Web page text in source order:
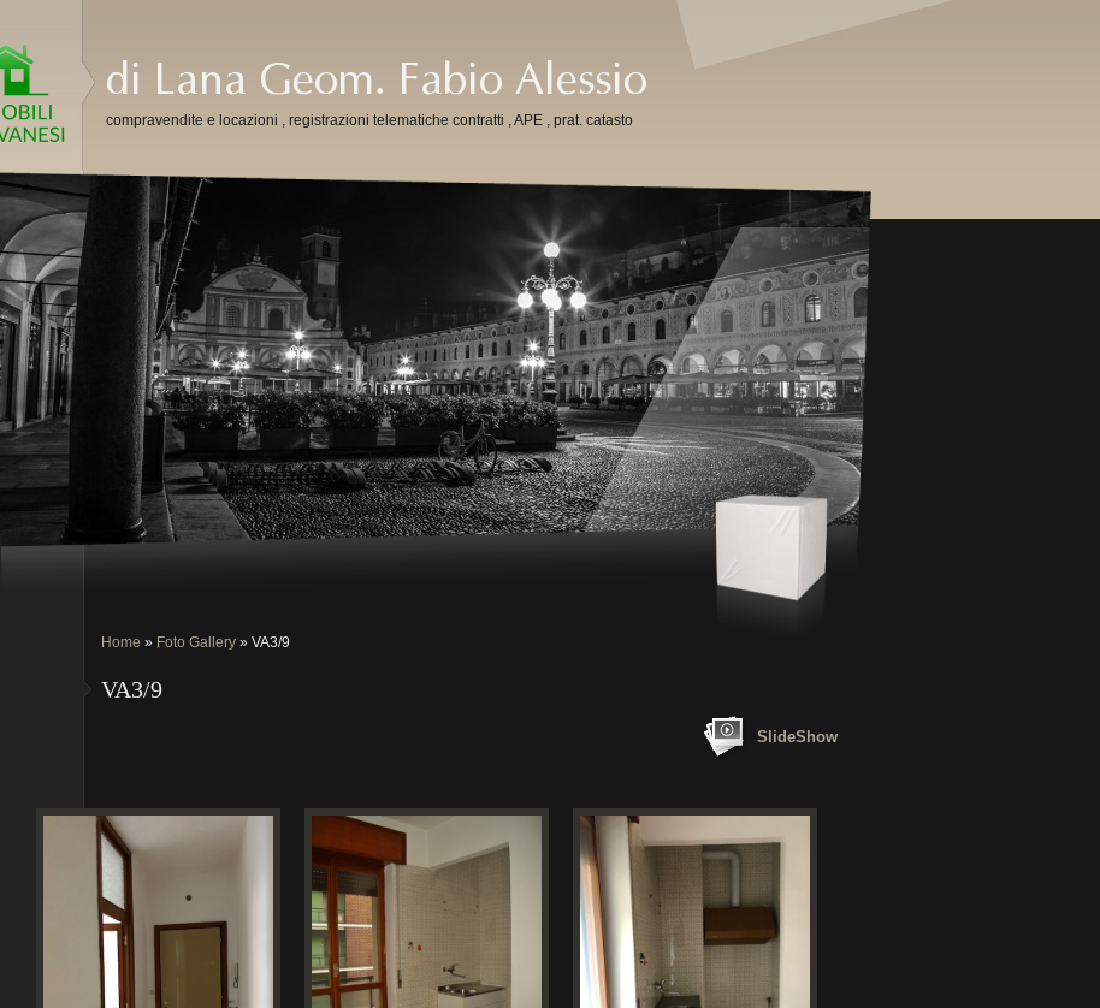
compravendite e locazioni , registrazioni telematiche contratti , APE , prat. catasto
Home » Foto Gallery» VA3/9
VA3/9
SlideShow